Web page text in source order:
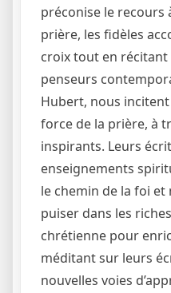
préconise le recours
prière, les fidèles
croix tout en récitant
penseurs
Hubert, nous
force de la prière, à
inspirants. Leurs
enseignements
le chemin de la foi
puiser dans les
chrétienne pour
méditant sur leurs
nouvelles voies